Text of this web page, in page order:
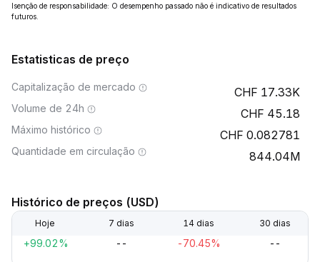
Isenção de responsabilidade: O desempenho passado não é indicativo de resultados
futuros.
Estatisticas de preço
Capitalização de mercado 17.33K
Volume de 24h 45.18
Máximo histórico 0.082781
Quantidade em circulação 844.04M
Histórico de preços (USD)
Hoje 7 dias 14 dias 30 dias
+99.02% -- -70.45% --